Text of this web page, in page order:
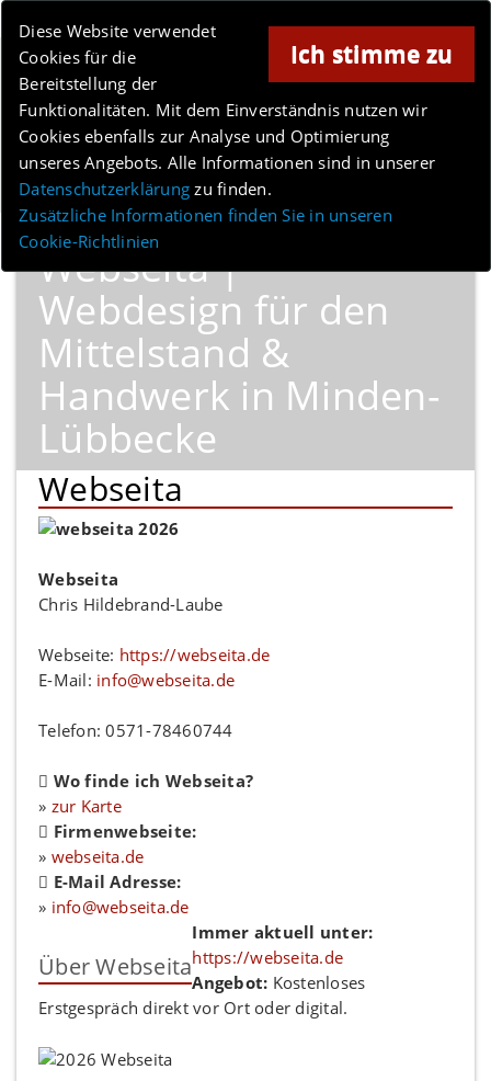
Ich stimme zu
Diese Website verwendet
Cookies für die
Bereitstellung der
Funktionalitäten. Mit dem Einverständnis nutzen wir
Cookies ebenfalls zur Analyse und Optimierung
unseres Angebots. Alle Informationen sind in unserer
Datenschutzerklärung zu finden.
Zusätzliche Informationen finden Sie in unseren
Cookie-Richtlinien
Anzeige
Menü
Webseita |
Webdesign für den
Mittelstand &
Handwerk in Minden-
Lübbecke
Webseita
Webseita
Chris Hildebrand-Laube
Webseite: https://webseita.de
E-Mail: info@webseita.de
Telefon: 0571-78460744
Wo finde ich Webseita?
» zur Karte
Firmenwebseite:
» webseita.de
E-Mail Adresse:
» info@webseita.de
Über Webseita
Immer aktuell unter:
https://webseita.de
Angebot: Kostenloses
Erstgespräch direkt vor Ort oder digital.